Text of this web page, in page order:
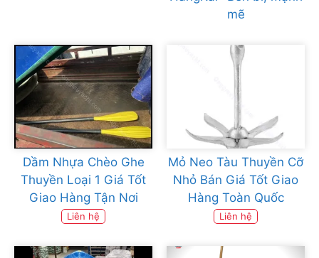
mẽ
Dầm Nhựa Chèo Ghe
Thuyền Loại 1 Giá Tốt
Giao Hàng Tận Nơi
Liên hệ
Mỏ Neo Tàu Thuyền Cỡ
Nhỏ Bán Giá Tốt Giao
Hàng Toàn Quốc
Liên hệ